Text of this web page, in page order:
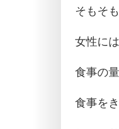
そもそ
女性に
食事の
食事を